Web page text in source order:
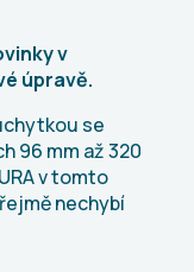
v
úpravě.
se
96 mm až 320
v tomto
nechybí